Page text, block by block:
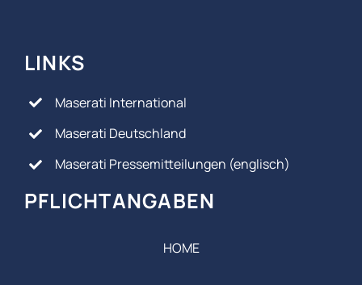
LINKS
Maserati International
Maserati Deutschland
Maserati Pressemitteilungen (englisch)
PFLICHTANGABEN
HOME